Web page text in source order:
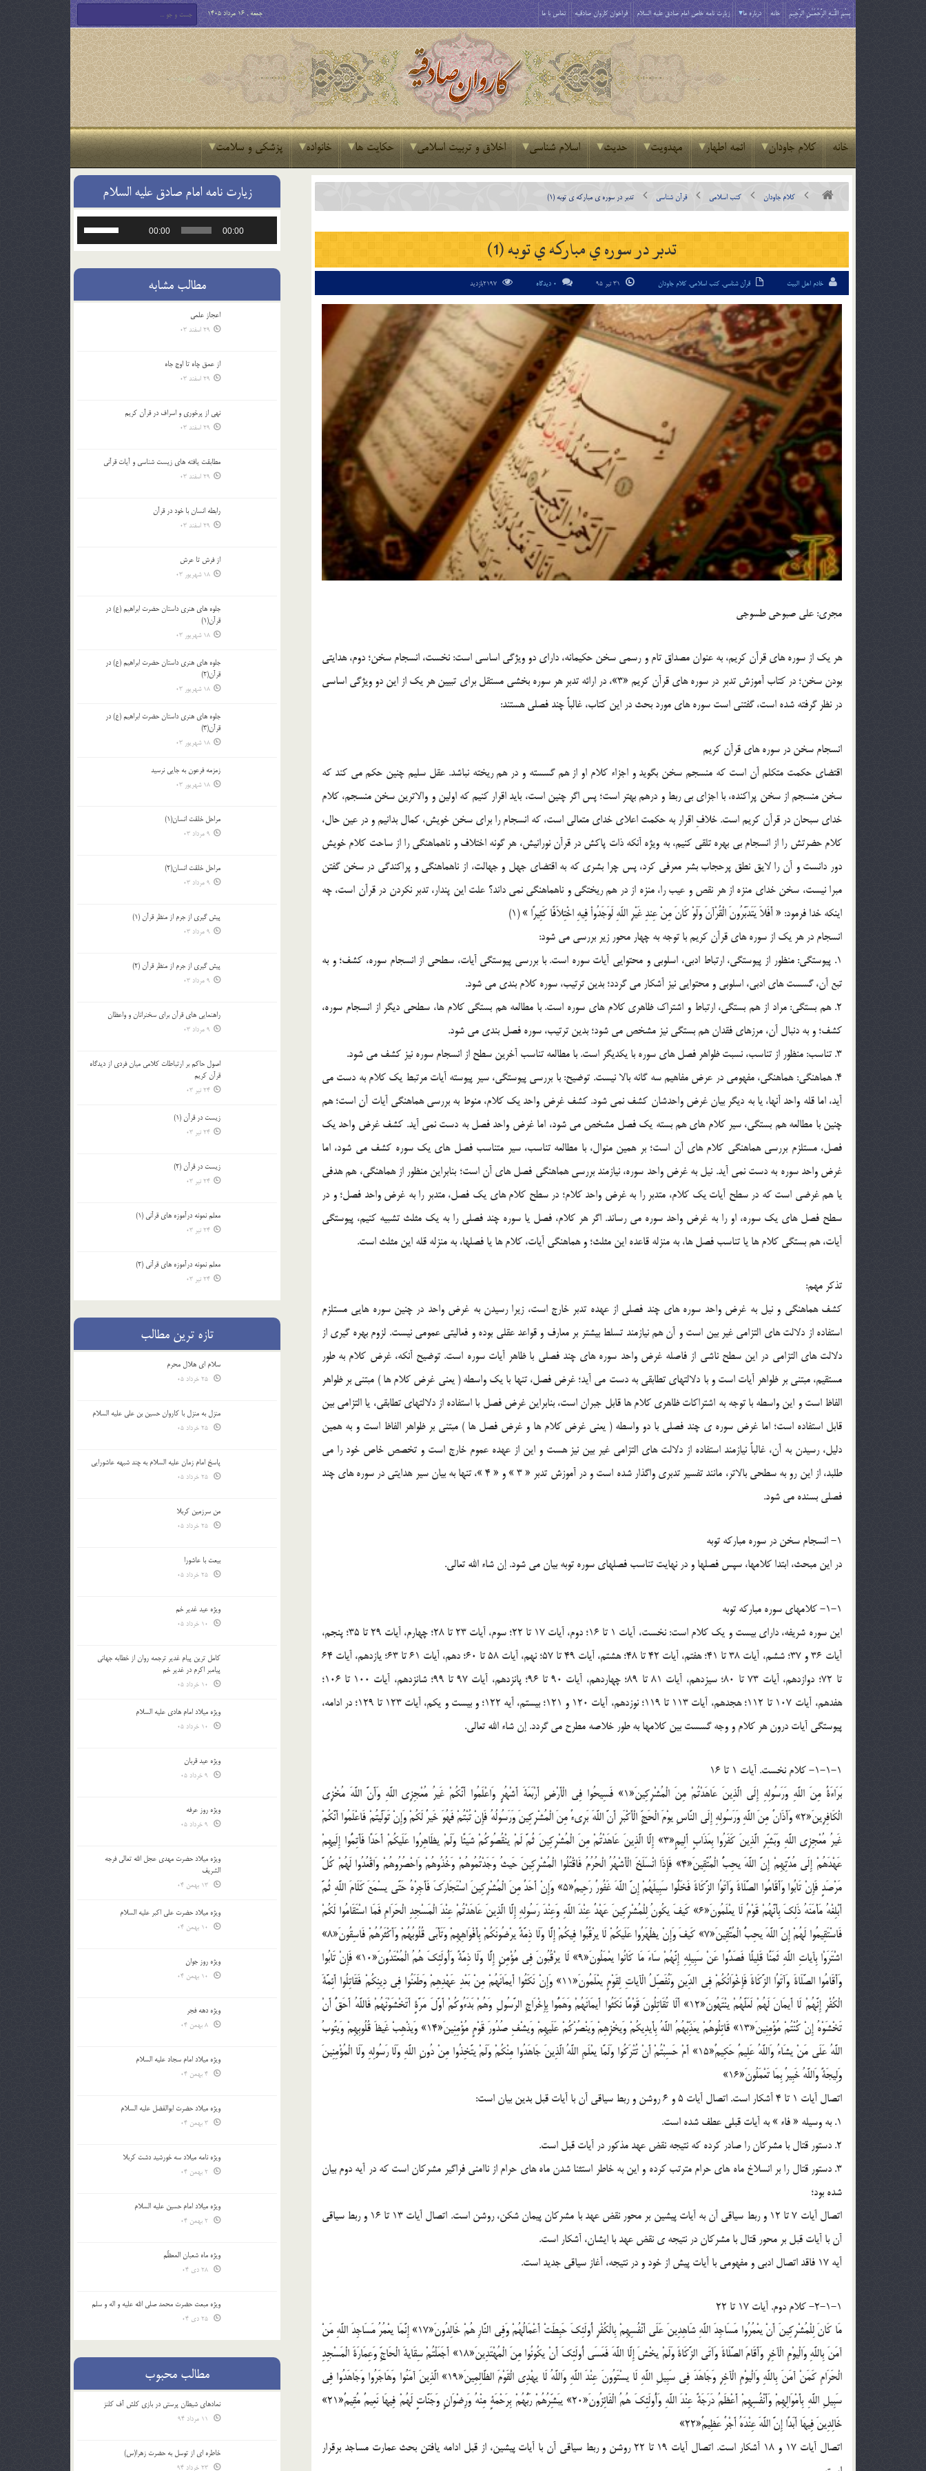
بِسْمِ اللَّـهِ الرَّحْمَـٰنِ الرَّحِيمِ خانه درباره ما زیارت نامه خاص امام صادق علیه السلام فراخوان کاروان صادقیه تماس با ما جمعه , 16 مرداد 1405
خانه کلام جاودان ائمه اطهار مهدویت حدیث اسلام شناسی اخلاق و تربیت اسلامی حکایت ها خانواده پزشکی و سلامت
کلام جاودان کتب اسلامی قرآن شناسی تدبر در سوره ي مبارکه ي توبه (1)
تدبر در سوره ي مبارکه ي توبه (1)
خادم اهل البیت قرآن شناسی,کتب اسلامی,کلام جاودان 0 دیدگاه
مجري: علي صبوحي طسوجي
هر يک از سوره هاي قرآن کريم، به عنوان مصداق تام و رسمي سخن حکيمانه، داراي دو ويژگي اساسي است: نخست، انسجام سخن؛ دوم، هدايتي
بودن سخن؛ در کتاب آموزش تدبر در سوره هاي قرآن کريم «3»، در ارائه تدبر هر سوره بخشي مستقل براي تبيين هر يک از اين دو ويژگي اساسي
در نظر گرفته شده است، گفتني است سوره هاي مورد بحث در اين کتاب، غالباً چند فصلي هستند:
انسجام سخن در سوره هاي قرآن کريم
اقتضاي حکمت متکلم آن است که منسجم سخن بگويد و اجزاء کلام او از هم گسسته و در هم ريخته نباشد. عقل سليم چنين حکم مي کند که
سخن منسجم از سخن پراکنده، با اجزاي بي ربط و درهم بهتر است؛ پس اگر چنين است، بايد اقرار کنيم که اولين و والاترين سخن منسجم، کلام
خداي سبحان در قرآن کريم است. خلافِ اقرار به حکمت اعلاي خداي متعالي است، که انسجام را براي سخن خويش، کمال بدانيم و در عين حال،
کلام حضرتش را از انسجام بي بهره تلقي کنيم، به ويژه آنکه ذات پاکش در قرآن نورانيش، هر گونه اختلاف و ناهماهنگي را از ساحت کلام خويش
دور دانست و آن را لايق نطق پرحجاب بشر معرفي کرد، پس چرا بشري که به اقتضاي جهل و جهالت، از ناهماهنگي و پراکندگي در سخن گفتن
مبرا نيست، سخن خداي منزه از هر نقص و عيب را، منزه از در هم ريختگي و ناهماهنگي نمي داند؟ علت اين پندار، تدبر نکردن در قرآن است، چه
اينکه خدا فرمود: « أَفَلاَ يَتَدَبَّرُونَ الْقُرْآنَ وَلَوْ كَانَ مِنْ عِندِ غَيْرِ اللّهِ لَوَجَدُواْ فِيهِ اخْتِلاَفًا كَثِيرًا » (1)
انسجام در هر يک از سوره هاي قرآن کريم با توجه به چهار محور زير بررسي مي شود:
1. پيوستگي: منظور از پيوستگي، ارتباط ادبي، اسلوبي و محتوايي آيات سوره است. با بررسي پيوستگي آيات، سطحي از انسجام سوره، کشف؛ و به
تبع آن، گسست هاي ادبي، اسلوبي و محتوايي نيز آشکار مي گردد؛ بدين ترتيب، سوره کلام بندي مي شود.
2. هم بستگي: مراد از هم بستگي، ارتباط و اشتراک ظاهري کلام هاي سوره است. با مطالعه هم بستگي کلام ها، سطحي ديگر از انسجام سوره،
کشف؛ و به دنبال آن، مرزهاي فقدان هم بستگي نيز مشخص مي شود؛ بدين ترتيب، سوره فصل بندي مي شود.
3. تناسب: منظور از تناسب، نسبت ظواهر فصل هاي سوره با يکديگر است. با مطالعه تناسب آخرين سطح از انسجام سوره نيز کشف مي شود.
4. هماهنگي: هماهنگي، مفهومي در عرض مفاهيم سه گانه بالا نيست. توضيح: با بررسي پيوستگي، سير پيوسته آيات مرتبط يک کلام به دست مي
آيد، اما قله واحد آنها، يا به ديگر بيان غرض واحدشان کشف نمي شود. کشف غرض واحد يک کلام، منوط به بررسي هماهنگي آيات آن است؛ هم
چنين با مطالعه هم بستگي، سير کلام هاي هم بسته يک فصل مشخص مي شود، اما غرض واحد فصل به دست نمي آيد. کشف غرض واحد يک
فصل، مستلزم بررسي هماهنگي کلام هاي آن است؛ بر همين منوال، با مطالعه تناسب، سير متناسب فصل هاي يک سوره کشف مي شود، اما
غرض واحد سوره به دست نمي آيد. نيل به غرض واحد سوره، نيازمند بررسي هماهنگي فصل هاي آن است؛ بنابراين منظور از هماهنگي، هم هدفي
يا هم غرضي است که در سطح آيات يک کلام، متدبر را به غرض واحد کلام؛ در سطح کلام هاي يک فصل، متدبر را به غرض واحد فصل؛ و در
سطح فصل هاي يک سوره، او را به غرض واحد سوره مي رساند. اگر هر کلام، فصل يا سوره چند فصلي را به يک مثلث تشبيه کنيم، پيوستگي
آيات، هم بستگي کلام ها يا تناسب فصل ها، به منزله قاعده اين مثلث؛ و هماهنگي آيات، کلام ها يا فصلها، به منزله قله اين مثلث است.
تذکر مهم:
کشف هماهنگي و نيل به غرض واحد سوره هاي چند فصلي از عهده تدبر خارج است، زيرا رسيدن به غرض واحد در چنين سوره هايي مستلزم
استفاده از دلالت هاي التزامي غير بين است و آن هم نيازمند تسلط بيشتر بر معارف و قواعد عقلي بوده و فعاليتي عمومي نيست. لزوم بهره گيري از
دلالت هاي التزامي در اين سطح ناشي از فاصله غرض واحد سوره هاي چند فصلي با ظاهر آيات سوره است. توضيح آنکه، غرض کلام به طور
مستقيم، مبتني بر ظواهر آيات است و با دلالتهاي تطابقي به دست مي آيد؛ غرض فصل، تنها با يک واسطه ( يعني غرض کلام ها ) مبتني بر ظواهر
الفاظ است و اين واسطه با توجه به اشتراکات ظاهري کلام ها قابل جبران است، بنابراين غرض فصل با استفاده از دلالتهاي تطابقي، يا التزامي بين
قابل استفاده است؛ اما غرض سوره ي چند فصلي با دو واسطه ( يعني غرض کلام ها و غرض فصل ها ) مبتني بر ظواهر الفاظ است و به همين
دليل، رسيدن به آن، غالباً نيازمند استفاده از دلالت هاي التزامي غير بين نيز هست و اين از عهده عموم خارج است و تخصص خاص خود را مي
طلبد، از اين رو به سطحي بالاتر، مانند تفسير تدبري واگذار شده است و در آموزش تدبر « 3 » و « 4 »، تنها به بيان سير هدايتي در سوره هاي چند
فصلي بسنده مي شود.
1- انسجام سخن در سوره مبارکه توبه
در اين مبحث، ابتدا کلامها، سپس فصلها و در نهايت تناسب فصلهاي سوره توبه بيان مي شود. إن شاء الله تعالي.
1-1- کلامهاي سوره مبارکه توبه
اين سوره شريفه، داراي بيست و يک کلام است: نخست، آيات 1 تا 16؛ دوم، آيات 17 تا 22؛ سوم، آيات 23 تا 28؛ چهارم، آيات 29 تا 35؛ پنجم،
آيات 36 و 37؛ ششم، آيات 38 تا 41؛ هفتم، آيات 42 تا 48؛ هشتم، آيات 49 تا 57؛ نهم، آيات 58 تا 60؛ دهم، آيات 61 تا 63؛ يازدهم، آيات 64
تا 72؛ دوازدهم، آيات 73 تا 80؛ سيزدهم، آيات 81 تا 89؛ چهاردهم، آيات 90 تا 96؛ پانزدهم، آيات 97 تا 99؛ شانزدهم، آيات 100 تا 106؛
هفدهم، آيات 107 تا 112؛ هجدهم، آيات 113 تا 119؛ نوزدهم، آيات 120 و 121؛ بيستم، آيه 122؛ و بيست و يکم، آيات 123 تا 129؛ در ادامه،
پيوستگي آيات درون هر کلام و وجه گسست بين کلامها به طور خلاصه مطرح مي گردد. إن شاء الله تعالي.
1-1-1- کلام نخست. آيات 1 تا 16
بَرَاءَةٌ مِنَ اللَّهِ وَرَسُولِهِ إِلَى الَّذِينَ عَاهَدْتُمْ مِنَ الْمُشْرِكِينَ«1» فَسِيحُوا فِي الْأَرْضِ أَرْبَعَةَ أَشْهُرٍ وَاعْلَمُوا أَنَّكُمْ غَيرُ مُعْجِزِي اللَّهِ وَأَنَّ اللَّهَ مُخْزِي
الْكَافِرِينَ«2» وَأَذَانٌ مِنَ اللَّهِ وَرَسُولِهِ إِلَى النَّاسِ يوْمَ الْحَجِّ الْأَكْبَرِ أَنَّ اللَّهَ بَرِيءٌ مِنَ الْمُشْرِكِينَ وَرَسُولُهُ فَإِنْ تُبْتُمْ فَهُوَ خَيرٌ لَكُمْ وَإِنْ تَوَلَّيتُمْ فَاعْلَمُوا أَنَّكُمْ
غَيرُ مُعْجِزِي اللَّهِ وَبَشِّرِ الَّذِينَ كَفَرُوا بِعَذَابٍ أَلِيمٍ«3» إِلَّا الَّذِينَ عَاهَدْتُمْ مِنَ الْمُشْرِكِينَ ثُمَّ لَمْ ينْقُصُوكُمْ شَيئًا وَلَمْ يظَاهِرُوا عَلَيكُمْ أَحَدًا فَأَتِمُّوا إِلَيهِمْ
عَهْدَهُمْ إِلَى مُدَّتِهِمْ إِنَّ اللَّهَ يحِبُّ الْمُتَّقِينَ«4» فَإِذَا انْسَلَخَ الْأَشْهُرُ الْحُرُمُ فَاقْتُلُوا الْمُشْرِكِينَ حَيثُ وَجَدْتُمُوهُمْ وَخُذُوهُمْ وَاحْصُرُوهُمْ وَاقْعُدُوا لَهُمْ كُلَّ
مَرْصَدٍ فَإِنْ تَابُوا وَأَقَامُوا الصَّلَاةَ وَآتَوُا الزَّكَاةَ فَخَلُّوا سَبِيلَهُمْ إِنَّ اللَّهَ غَفُورٌ رَحِيمٌ«5» وَإِنْ أَحَدٌ مِنَ الْمُشْرِكِينَ اسْتَجَارَكَ فَأَجِرْهُ حَتَّى يسْمَعَ كَلَامَ اللَّهِ ثُمَّ
أَبْلِغْهُ مَأْمَنَهُ ذَلِكَ بِأَنَّهُمْ قَوْمٌ لَا يعْلَمُونَ«6» كَيفَ يكُونُ لِلْمُشْرِكِينَ عَهْدٌ عِنْدَ اللَّهِ وَعِنْدَ رَسُولِهِ إِلَّا الَّذِينَ عَاهَدْتُمْ عِنْدَ الْمَسْجِدِ الْحَرَامِ فَمَا اسْتَقَامُوا لَكُمْ
فَاسْتَقِيمُوا لَهُمْ إِنَّ اللَّهَ يحِبُّ الْمُتَّقِينَ«7» كَيفَ وَإِنْ يظْهَرُوا عَلَيكُمْ لَا يرْقُبُوا فِيكُمْ إِلًّا وَلَا ذِمَّةً يرْضُونَكُمْ بِأَفْوَاهِهِمْ وَتَأْبَى قُلُوبُهُمْ وَأَكْثَرُهُمْ فَاسِقُونَ«8»
اشْتَرَوْا بِآياتِ اللَّهِ ثَمَنًا قَلِيلًا فَصَدُّوا عَنْ سَبِيلِهِ إِنَّهُمْ سَاءَ مَا كَانُوا يعْمَلُونَ«9» لَا يرْقُبُونَ فِي مُؤْمِنٍ إِلًّا وَلَا ذِمَّةً وَأُولَئِكَ هُمُ الْمُعْتَدُونَ«10» فَإِنْ تَابُوا
وَأَقَامُوا الصَّلَاةَ وَآتَوُا الزَّكَاةَ فَإِخْوَانُكُمْ فِي الدِّينِ وَنُفَصِّلُ الْآياتِ لِقَوْمٍ يعْلَمُونَ«11» وَإِنْ نَكَثُوا أَيمَانَهُمْ مِنْ بَعْدِ عَهْدِهِمْ وَطَعَنُوا فِي دِينِكُمْ فَقَاتِلُوا أَئِمَّةَ
الْكُفْرِ إِنَّهُمْ لَا أَيمَانَ لَهُمْ لَعَلَّهُمْ ينْتَهُونَ«12» أَلَا تُقَاتِلُونَ قَوْمًا نَكَثُوا أَيمَانَهُمْ وَهَمُّوا بِإِخْرَاجِ الرَّسُولِ وَهُمْ بَدَءُوكُمْ أَوَّلَ مَرَّةٍ أَتَخْشَوْنَهُمْ فَاللَّهُ أَحَقُّ أَنْ
تَخْشَوْهُ إِنْ كُنْتُمْ مُؤْمِنِينَ«13» قَاتِلُوهُمْ يعَذِّبْهُمُ اللَّهُ بِأَيدِيكُمْ وَيخْزِهِمْ وَينْصُرْكُمْ عَلَيهِمْ وَيشْفِ صُدُورَ قَوْمٍ مُؤْمِنِينَ«14» وَيذْهِبْ غَيظَ قُلُوبِهِمْ وَيتُوبُ
اللَّهُ عَلَى مَنْ يشَاءُ وَاللَّهُ عَلِيمٌ حَكِيمٌ«15» أَمْ حَسِبْتُمْ أَنْ تُتْرَكُوا وَلَمَّا يعْلَمِ اللَّهُ الَّذِينَ جَاهَدُوا مِنْكُمْ وَلَمْ يتَّخِذُوا مِنْ دُونِ اللَّهِ وَلَا رَسُولِهِ وَلَا الْمُؤْمِنِينَ
وَلِيجَةً وَاللَّهُ خَبِيرٌ بِمَا تَعْمَلُونَ«16»
اتصال آيات 1 تا 4 آشکار است. اتصال آيات 5 و 6 روشن و ربط سياقي آن با آيات قبل بدين بيان است:
1. به وسيله « فاء » به آيات قبلي عطف شده است.
2. دستور قتال با مشرکان را صادر کرده که نتيجه نقض عهد مذکور در آيات قبل است.
3. دستور قتال را بر انسلاخ ماه هاي حرام مترتب کرده و اين به خاطر استثنا شدن ماه هاي حرام از ناامني فراگير مشرکان است که در آيه دوم بيان
شده بود؛
اتصال آيات 7 تا 12 و ربط سياقي آن به آيات پيشين بر محور نقض عهد با مشرکان پيمان شکن، روشن است. اتصال آيات 13 تا 16 و ربط سياقي
آن با آيات قبل بر محور قتال با مشرکان در نتيجه ي نقض عهد با ايشان، آشکار است.
آيه 17 فاقد اتصال ادبي و مفهومي با آيات پيش از خود و در نتيجه، آغاز سياقي جديد است.
2-1-1- کلام دوم. آيات 17 تا 22
مَا كَانَ لِلْمُشْرِكِينَ أَنْ يعْمُرُوا مَسَاجِدَ اللَّهِ شَاهِدِينَ عَلَى أَنْفُسِهِمْ بِالْكُفْرِ أُولَئِكَ حَبِطَتْ أَعْمَالُهُمْ وَفِي النَّارِ هُمْ خَالِدُونَ«17» إِنَّمَا يعْمُرُ مَسَاجِدَ اللَّهِ مَنْ
آمَنَ بِاللَّهِ وَالْيوْمِ الْآخِرِ وَأَقَامَ الصَّلَاةَ وَآتَى الزَّكَاةَ وَلَمْ يخْشَ إِلَّا اللَّهَ فَعَسَى أُولَئِكَ أَنْ يكُونُوا مِنَ الْمُهْتَدِينَ«18» أَجَعَلْتُمْ سِقَايةَ الْحَاجِّ وَعِمَارَةَ الْمَسْجِدِ
الْحَرَامِ كَمَنْ آمَنَ بِاللَّهِ وَالْيوْمِ الْآخِرِ وَجَاهَدَ فِي سَبِيلِ اللَّهِ لَا يسْتَوُونَ عِنْدَ اللَّهِ وَاللَّهُ لَا يهْدِي الْقَوْمَ الظَّالِمِينَ«19» الَّذِينَ آمَنُوا وَهَاجَرُوا وَجَاهَدُوا فِي
سَبِيلِ اللَّهِ بِأَمْوَالِهِمْ وَأَنْفُسِهِمْ أَعْظَمُ دَرَجَةً عِنْدَ اللَّهِ وَأُولَئِكَ هُمُ الْفَائِزُونَ«20» يبَشِّرُهُمْ رَبُّهُمْ بِرَحْمَةٍ مِنْهُ وَرِضْوَانٍ وَجَنَّاتٍ لَهُمْ فِيهَا نَعِيمٌ مُقِيمٌ«21»
خَالِدِينَ فِيهَا أَبَدًا إِنَّ اللَّهَ عِنْدَهُ أَجْرٌ عَظِيمٌ«22»
اتصال آيات 17 و 18 آشکار است. اتصال آيات 19 تا 22 روشن و ربط سياقي آن با آيات پيشين، از قبل ادامه يافتن بحث عمارت مساجد برقرار
زیارت نامه امام صادق علیه السلام
00:00
00:00
یا
کلیدهای
مطالب مشابه
اعجاز علمی
29 اسفند 03
از عمق چاه تا اوج جاه
29 اسفند 03
نهي از پرخوري و اسراف در قرآن کريم
29 اسفند 03
مطابقت یافته های زیست شناسی و آیات قرآنی
29 اسفند 03
رابطه انسان با خود در قرآن
29 اسفند 03
از فرش تا عرش
18 شهریور 03
جلوه هاي هنري داستان حضرت ابراهيم (ع) در
قرآن(1)
18 شهریور 03
جلوه هاي هنري داستان حضرت ابراهيم (ع) در
قرآن(2)
18 شهریور 03
جلوه هاي هنري داستان حضرت ابراهيم (ع) در
قرآن(3)
18 شهریور 03
زمزمه فرعون به جايي نرسيد
18 شهریور 03
مراحل خلقت انسان(1)
9 مرداد 03
مراحل خلقت انسان(2)
9 مرداد 03
پيش گيري از جرم از منظر قرآن (1)
9 مرداد 03
پيش گيري از جرم از منظر قرآن (2)
9 مرداد 03
راهنمایی های قرآن برای سخنرانان و واعظان
9 مرداد 03
اصول حاكم بر ارتباطات كلامى ميان فردى از ديدگاه
قرآن كريم
24 تیر 03
زیست در قرآن (1)
24 تیر 03
زیست در قرآن (2)
24 تیر 03
معلم نمونه درآموزه هاي قرآني (1)
24 تیر 03
معلم نمونه درآموزه هاي قرآني (2)
24 تیر 03
تازه ترین مطالب
سلام ای هلال محرم
منزل به منزل با کاروان حسین بن علی علیه السلام
پاسخ امام زمان علیه السلام به چند شبهه عاشورایی
من سرزمین کربلا
بیعت با عاشورا
ویژه عید غدیر خم
کامل ترین پیام غدیر ترجمه روان از خطابه جهانی
پیامبر اکرم در غدیر خم
ویژه میلاد امام هادی علیه السلام
ویژه عید قربان
ویژه روز عرفه
ویژه میلاد حضرت مهدی عجل الله تعالی فرجه
الشريف
ویژه میلاد حضرت علی اکبر علیه السلام
ویژه روز جوان
ویژه دهه فجر
ویژه میلاد امام سجاد علیه السلام
ویژه میلاد حضرت ابوالفضل علیه السلام
ویژه نامه میلاد سه خورشید دشت کربلا
ویژه میلاد امام حسین علیه السلام
ویژه ماه شعبان المعظّم
ویژه مبعث حضرت محمد صلی الله علیه و اله و سلم
مطالب محبوب
نمادهای شیطان پرستی در بازی کلش آف کلنز
خاطره ای از توسل به حضرت زهرا(س)